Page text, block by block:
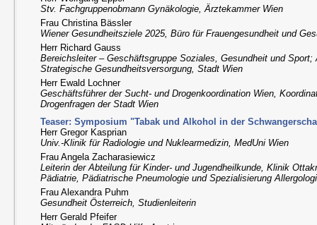
Stv. Fachgruppenobmann Gynäkologie, Ärztekammer Wien
Frau Christina Bässler
Wiener Gesundheitsziele 2025, Büro für Frauengesundheit und
Herr Richard Gauss
Bereichsleiter – Geschäftsgruppe Soziales, Gesundheit und
Strategische Gesundheitsversorgung, Stadt Wien
Herr Ewald Lochner
Geschäftsführer der Sucht- und Drogenkoordination Wien,
Drogenfragen der Stadt Wien
Teaser: Symposium "Tabak und Alkohol in der
Herr Gregor Kasprian
Univ.-Klinik für Radiologie und Nuklearmedizin, MedUni Wien
Frau Angela Zacharasiewicz
Leiterin der Abteilung für Kinder- und Jugendheilkunde, Klinik
Pädiatrie, Pädiatrische Pneumologie und Spezialisierung
Frau Alexandra Puhm
Gesundheit Österreich, Studienleiterin
Herr Gerald Pfeifer